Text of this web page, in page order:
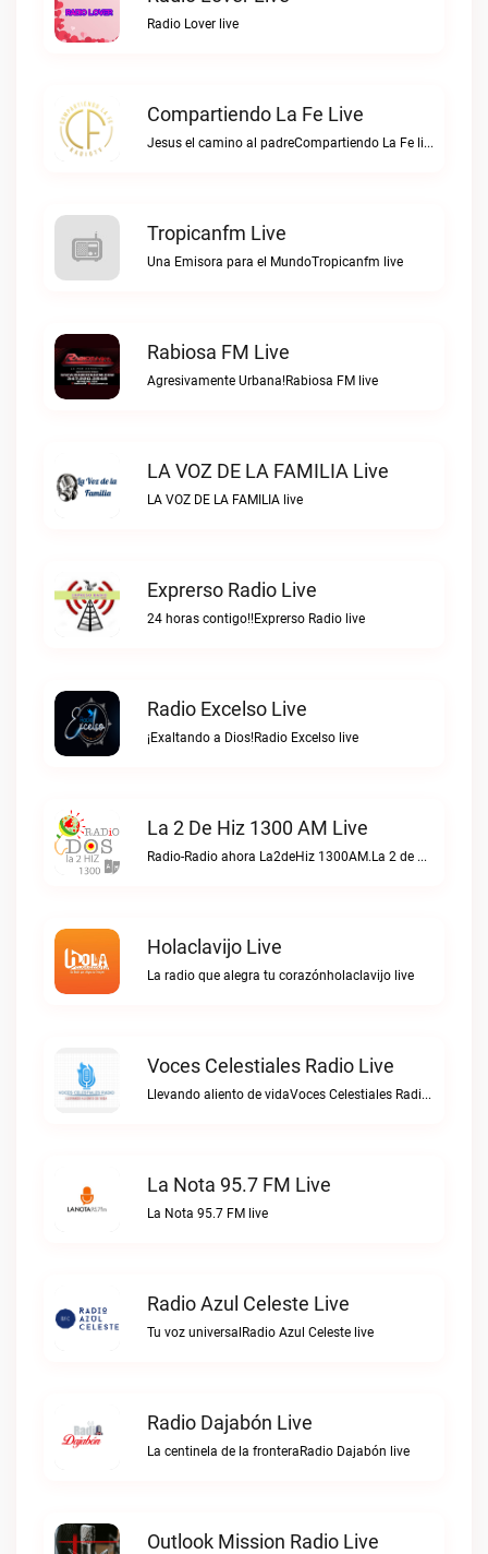
Radio Lover live
Compartiendo La Fe Live
Jesus el camino al padreCompartiendo La Fe live
Tropicanfm Live
Una Emisora para el MundoTropicanfm live
Rabiosa FM Live
Agresivamente Urbana!Rabiosa FM live
LA VOZ DE LA FAMILIA Live
LA VOZ DE LA FAMILIA live
Exprerso Radio Live
24 horas contigo!!Exprerso Radio live
Radio Excelso Live
¡Exaltando a Dios!Radio Excelso live
La 2 De Hiz 1300 AM Live
Radio-Radio ahora La2deHiz 1300AM.La 2 de Hiz 1300 AM live
Holaclavijo Live
La radio que alegra tu corazónholaclavijo live
Voces Celestiales Radio Live
Llevando aliento de vidaVoces Celestiales Radio live
La Nota 95.7 FM Live
La Nota 95.7 FM live
Radio Azul Celeste Live
Tu voz universalRadio Azul Celeste live
Radio Dajabón Live
La centinela de la fronteraRadio Dajabón live
Outlook Mission Radio Live